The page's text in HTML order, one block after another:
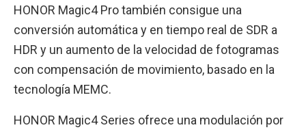
HONOR Magic4 Pro también consigue una
conversión automática y en tiempo real de SDR a
HDR y un aumento de la velocidad de fotogramas
con compensación de movimiento, basado en la
tecnología MEMC.
HONOR Magic4 Series ofrece una modulación por